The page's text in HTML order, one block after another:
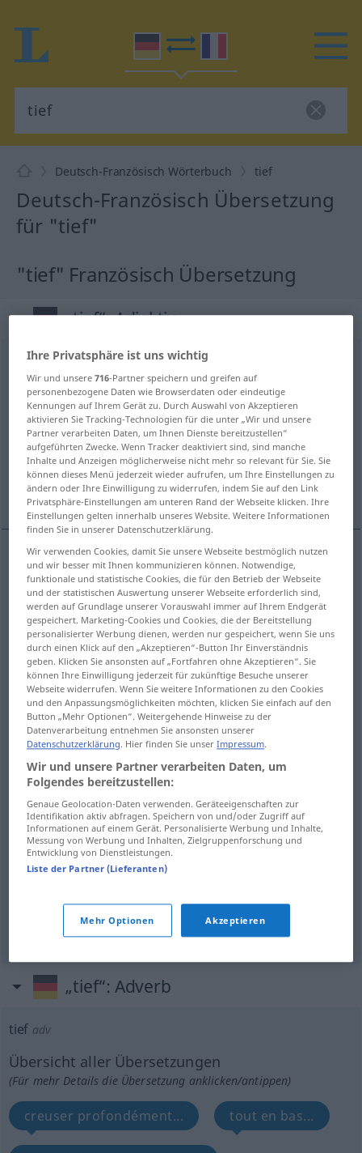
Deutsch-Französisch Wörterbuch tief
Deutsch-Französisch Übersetzung
für "tief"
"tief" Französisch Übersetzung
„tief“: Adjektiv
tiefadj
Übersicht aller Übersetzungen
(Für mehr Details die Übersetzung anklicken/antippen)
profond profond bas
profond profond
profond tief Ausdehnung
profond tiefWölbung
bas tiefauf einer Skala, Temperatur, Ton, Niveau
profond tief (≈ weit im Innern)
tief(≈ intensiv)
„tief“: Adverb
tief adv
Übersicht aller Übersetzungen
(Für mehr Details die Übersetzung anklicken/antippen)
creuser profondément... tout en bas...
Ihre Privatsphäre ist uns wichtig
Wir und unsere716-Partner speichern und greifen auf
personenbezogene Daten wie Browserdaten oder eindeutige
Kennungen auf Ihrem Gerät zu. Durch Auswahl von Akzeptieren
aktivieren Sie Tracking-Technologien für die unter „Wir und unsere
Partner verarbeiten Daten, um Ihnen Dienste bereitzustellen“
aufgeführten Zwecke. Wenn Tracker deaktiviert sind, sind manche
Inhalte und Anzeigen möglicherweise nicht mehr so relevant für Sie. Sie
können dieses Menü jederzeit wieder aufrufen, um Ihre Einstellungen zu
ändern oder Ihre Einwilligung zu widerrufen, indem Sie auf den Link
Privatsphäre-Einstellungen am unteren Rand der Webseite klicken. Ihre
Einstellungen gelten innerhalb unseres Website. Weitere Informationen
finden Sie in unserer Datenschutzerklärung.
Wir verwenden Cookies, damit Sie unsere Webseite bestmöglich nutzen
und wir besser mit Ihnen kommunizieren können. Notwendige,
funktionale und statistische Cookies, die für den Betrieb der Webseite
und der statistischen Auswertung unserer Webseite erforderlich sind,
werden auf Grundlage unserer Vorauswahl immer auf Ihrem Endgerät
gespeichert. Marketing-Cookies und Cookies, die der Bereitstellung
personalisierter Werbung dienen, werden nur gespeichert, wenn Sie uns
durch einen Klick auf den „Akzeptieren“-Button Ihr Einverständnis
geben. Klicken Sie ansonsten auf „Fortfahren ohne Akzeptieren“. Sie
können Ihre Einwilligung jederzeit für zukünftige Besuche unserer
Webseite widerrufen. Wenn Sie weitere Informationen zu den Cookies
und den Anpassungsmöglichkeiten möchten, klicken Sie einfach auf den
Button „Mehr Optionen“. Weitergehende Hinweise zu der
Datenverarbeitung entnehmen Sie ansonsten unserer
Datenschutzerklärung. Hier finden Sie unserImpressum.
Wir und unsere Partner verarbeiten Daten, um
Folgendes bereitzustellen:
Genaue Geolocation-Daten verwenden. Geräteeigenschaften zur
Identifikation aktiv abfragen. Speichern von und/oder Zugriff auf
Informationen auf einem Gerät. Personalisierte Werbung und Inhalte,
Messung von Werbung und Inhalten, Zielgruppenforschung und
Entwicklung von Dienstleistungen.
Liste der Partner (Lieferanten)
Mehr Optionen Akzeptieren